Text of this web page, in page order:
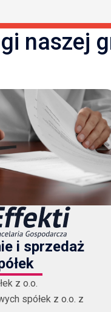
naszej
i sprzedaż
z o.o.
spółek z o.o. z